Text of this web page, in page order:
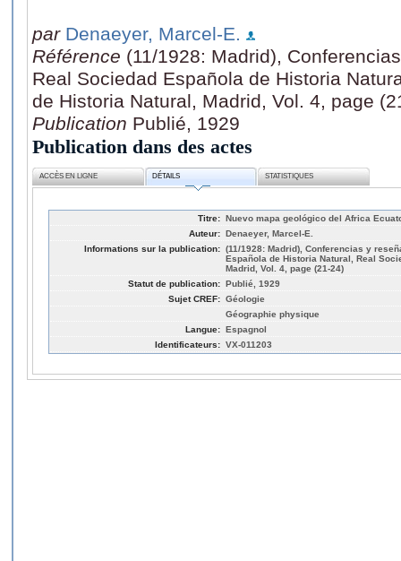
par Denaeyer, Marcel-E.
Référence (11/1928: Madrid),
Real Sociedad Española de Historia
de Historia Natural, Madrid, Vol. 4, page
Publication Publié, 1929
Publication dans des actes
ACCÈS EN LIGNE DÉTAILS STATISTIQUES
Titre: Nuevo mapa geológico del Africa
Auteur: Denaeyer, Marcel-E.
Informations sur la publication: (11/1928: Madrid), Conferencias y
Española de Historia Natural, Real
Madrid, Vol. 4, page (21-24)
Statut de publication: Publié, 1929
Sujet CREF: Géologie
Géographie physique
Langue: Espagnol
Identificateurs: VX-011203